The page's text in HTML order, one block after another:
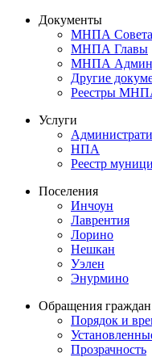
Документы
МНПА Совета
МНПА Главы
МНПА
Другие
Реестры
Услуги
НПА
Реестр
Поселения
Инчоун
Лаврентия
Лорино
Нешкан
Уэлен
Энурмино
Обращения граждан
Порядок и
Прозрачность